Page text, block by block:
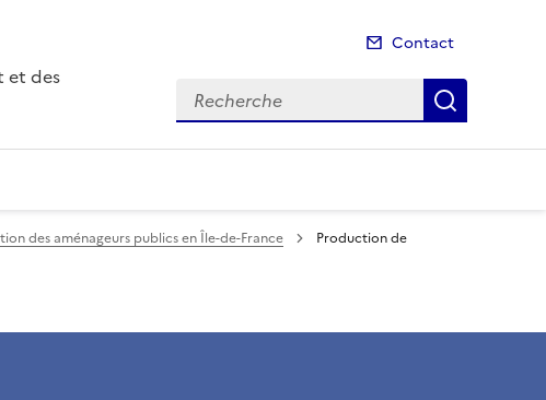
et des
Contact
Recherche
des aménageurs publics en Île-de-France
Production de